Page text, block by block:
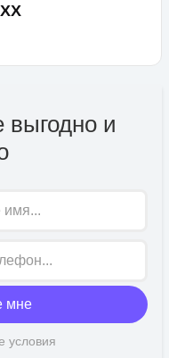
и
мне
условия